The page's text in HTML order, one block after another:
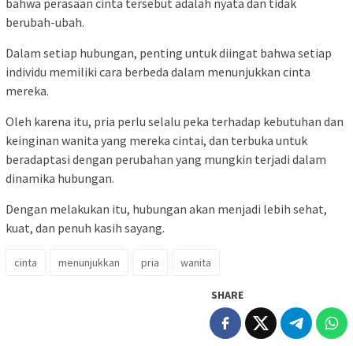
bahwa perasaan cinta tersebut adalah nyata dan tidak
berubah-ubah.
Dalam setiap hubungan, penting untuk diingat bahwa setiap
individu memiliki cara berbeda dalam menunjukkan cinta
mereka.
Oleh karena itu, pria perlu selalu peka terhadap kebutuhan dan
keinginan wanita yang mereka cintai, dan terbuka untuk
beradaptasi dengan perubahan yang mungkin terjadi dalam
dinamika hubungan.
Dengan melakukan itu, hubungan akan menjadi lebih sehat,
kuat, dan penuh kasih sayang.
cinta menunjukkan pria wanita
SHARE